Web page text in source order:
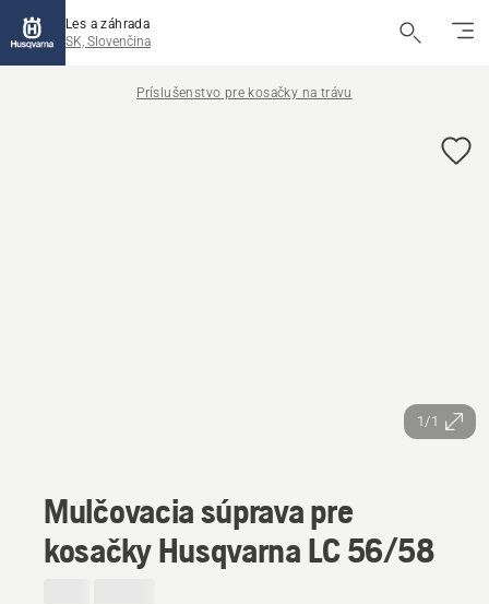
Les a záhrada
SK, Slovenčina
Príslušenstvo pre kosačky na trávu
1/1
Mulčovacia súprava pre
kosačky Husqvarna LC 56/58